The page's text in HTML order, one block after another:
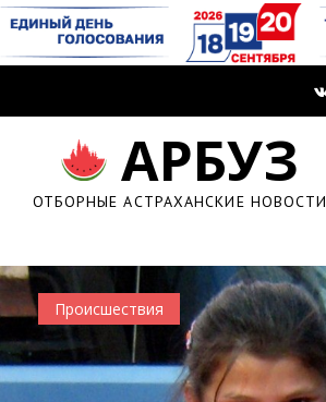
АРБУЗ
ОТБОРНЫЕ АСТРАХАНСКИЕ НОВОСТИ
и рублями
27 апреля 2018, 11:31
Происшествия